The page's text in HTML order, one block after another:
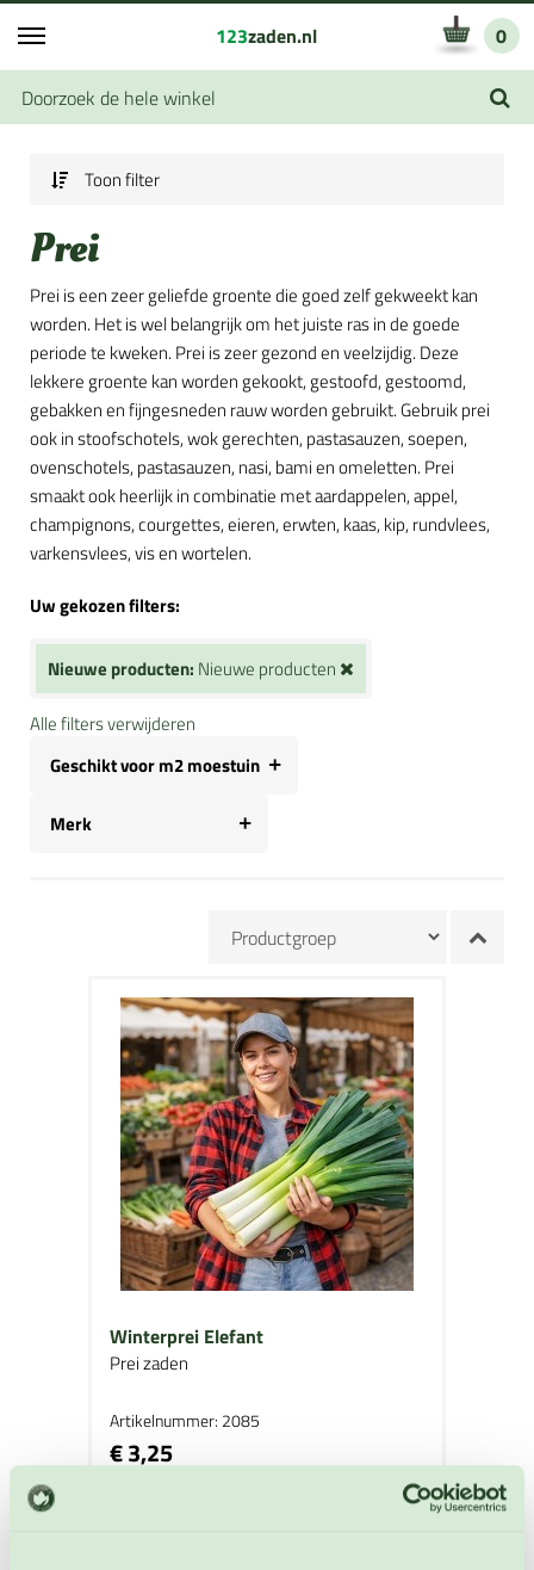
123zaden.nl 0
Toon filter
Prei
Prei is een zeer geliefde groente die goed zelf gekweekt kan
worden. Het is wel belangrijk om het juiste ras in de goede
periode te kweken. Prei is zeer gezond en veelzijdig. Deze
lekkere groente kan worden gekookt, gestoofd, gestoomd,
gebakken en fijngesneden rauw worden gebruikt. Gebruik prei
ook in stoofschotels, wok gerechten, pastasauzen, soepen,
ovenschotels, pastasauzen, nasi, bami en omeletten. Prei
smaakt ook heerlijk in combinatie met aardappelen, appel,
champignons, courgettes, eieren, erwten, kaas, kip, rundvlees,
varkensvlees, vis en wortelen.
Uw gekozen filters:
Nieuwe producten: Nieuwe producten
Alle filters verwijderen
Geschikt voor m2 moestuin
Merk
Winterprei Elefant
Prei zaden
Artikelnummer: 2085
€ 3,25